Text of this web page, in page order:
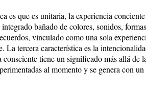
es que es unitaria, la experiencia
bañado de colores, sonidos,
vinculado como una sola
La tercera característica es la
consciente tiene un significado más allá de
al momento y se genera con